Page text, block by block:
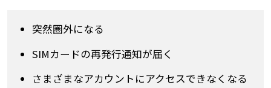
突然圏外になる
SIMカードの再発行通知が届く
さまざまなアカウントにアクセスできなくなる